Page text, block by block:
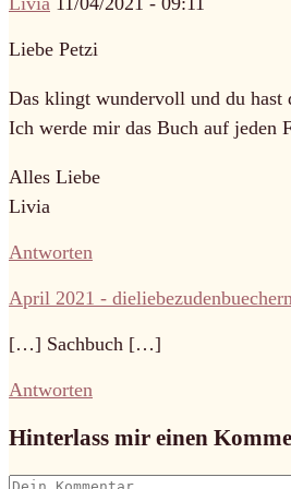
Liebe Petzi
Das klingt wundervoll und du hast
Ich werde mir das Buch auf jeden
Alles Liebe
Livia
Antworten
April 2021 -
[…] Sachbuch […]
Antworten
Hinterlass mir einen